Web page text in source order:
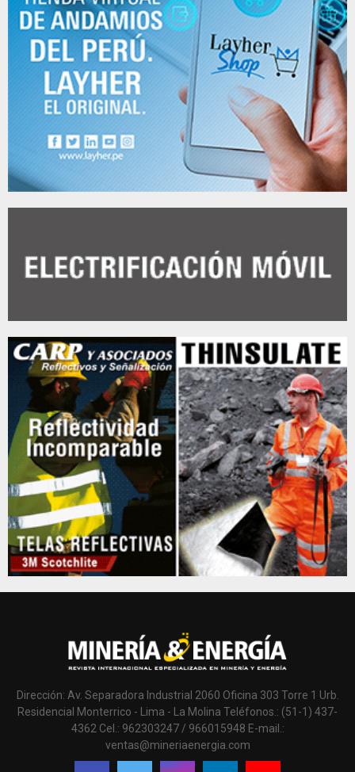
Dirección: Av. Separadora Industrial 2060 Oficina 303 Torre 1 Urb.
Residencial Monterrico - Lima - La Molina Teléfonos.: (51-1) 437-
4362 Cel.: 962303247 / 966015948 E-mail.:
ventas@mineriaenergia.com